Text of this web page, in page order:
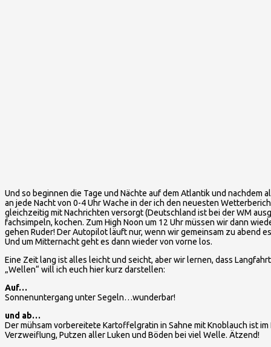
Und so beginnen die Tage und Nächte auf dem Atlantik und
an jede Nacht von 0-4 Uhr Wache in der ich den neuesten
gleichzeitig mit Nachrichten versorgt (Deutschland ist bei der WM
fachsimpeln, kochen. Zum High Noon um 12 Uhr müssen wir dann
gehen Ruder! Der Autopilot läuft nur, wenn wir gemeinsam zu abend
Und um Mitternacht geht es dann wieder von vorne los.
Eine Zeit lang ist alles leicht und seicht, aber wir lernen, dass
„Wellen“ will ich euch hier kurz darstellen:
Auf…
Sonnenuntergang unter Segeln…wunderbar!
und ab…
Der mühsam vorbereitete Kartoffelgratin in Sahne mit Knoblauch ist
Verzweiflung, Putzen aller Luken und Böden bei viel Welle. Ätzend!